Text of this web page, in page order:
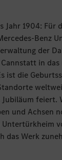
Jahr 1904: Für
Benz
der
in das
ist die
feiert.
und Achsen
Untertürkheim
das Werk